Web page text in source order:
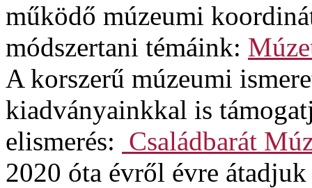
működő múzeumi
módszertani témáink:
A korszerű múzeumi
kiadványainkkal is
elismerés: Családbarát
2020 óta évről évre